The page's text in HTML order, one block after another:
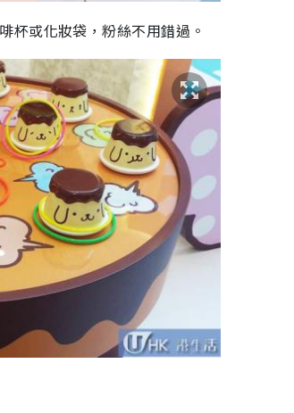
杯或化妝袋，粉絲不用錯過。